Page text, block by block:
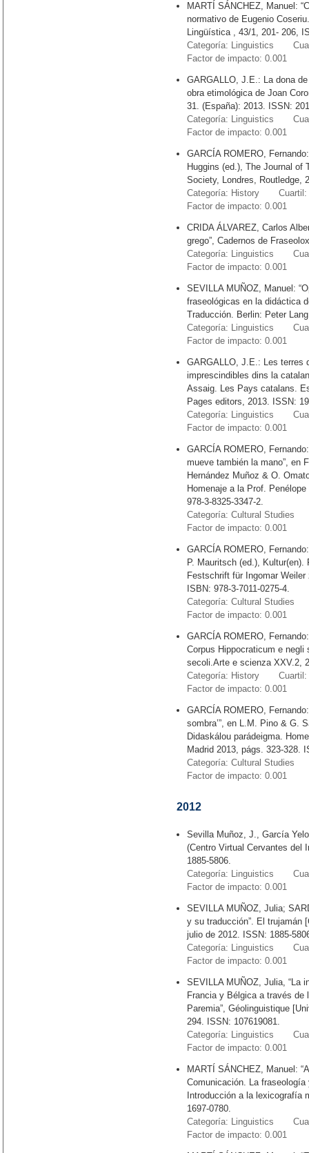
MARTÍ SÁNCHEZ, Manuel:
normativo de Eugenio
Lingüística , 43/1, 201- 206,
Categoría: Linguistics
Factor de impacto: 0.001
GARGALLO, J.E.: La dona
obra etimológica de Joan
31. (España): 2013. ISSN:
Categoría: Linguistics
Factor de impacto: 0.001
GARCÍA ROMERO,
Huggins (ed.), The Journal of
Society, Londres, Routledge,
Categoría: History Cuartil:
Factor de impacto: 0.001
CRIDA ÁLVAREZ, Carlos
grego”, Cadernos de
Categoría: Linguistics
Factor de impacto: 0.001
SEVILLA MUÑOZ, Manuel:
fraseológicas en la didáctica
Traducción. Berlin: Peter
Categoría: Linguistics
Factor de impacto: 0.001
GARGALLO, J.E.: Les terres
imprescindibles dins la
Assaig. Les Pays catalans.
Pages editors, 2013. ISSN:
Categoría: Linguistics
Factor de impacto: 0.001
GARCÍA ROMERO,
mueve también la mano”, en
Hernández Muñoz & O.
Homenaje a la Prof.
978-3-8325-3347-2.
Categoría: Cultural Studies
Factor de impacto: 0.001
GARCÍA ROMERO,
P. Mauritsch (ed.),
Festschrift für Ingomar
ISBN: 978-3-7011-0275-4.
Categoría: Cultural Studies
Factor de impacto: 0.001
GARCÍA ROMERO,
Corpus Hippocraticum e negli
secoli.Arte e scienza XXV.2,
Categoría: History Cuartil:
Factor de impacto: 0.001
GARCÍA ROMERO,
sombra’”, en L.M. Pino & G.
Didaskálou parádeigma.
Madrid 2013, págs. 323-328.
Categoría: Cultural Studies
Factor de impacto: 0.001
2012
Sevilla Muñoz, J., García
(Centro Virtual Cervantes del
1885-5806.
Categoría: Linguistics
Factor de impacto: 0.001
SEVILLA MUÑOZ, Julia;
y su traducción”. El trujamán
julio de 2012. ISSN: 1885-
Categoría: Linguistics
Factor de impacto: 0.001
SEVILLA MUÑOZ, Julia, “La
Francia y Bélgica a través de
Paremia”, Géolinguistique
294. ISSN: 107619081.
Categoría: Linguistics
Factor de impacto: 0.001
MARTÍ SÁNCHEZ, Manuel:
Comunicación. La
Introducción a la lexicografía
1697-0780.
Categoría: Linguistics
Factor de impacto: 0.001